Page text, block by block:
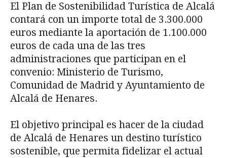
El Plan de Sostenibilidad Turística de Alcalá
contará con un importe total de 3.300.000
euros mediante la aportación de 1.100.000
euros de cada una de las tres
administraciones que participan en el
convenio: Ministerio de Turismo,
Comunidad de Madrid y Ayuntamiento de
Alcalá de Henares.
El objetivo principal es hacer de la ciudad
de Alcalá de Henares un destino turístico
sostenible, que permita fidelizar el actual